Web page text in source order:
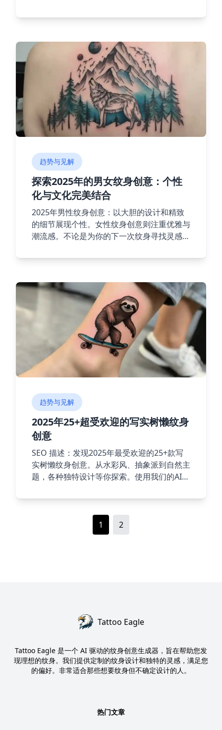
趋势与见解
探索2025年的男女纹身创意：个性
化与文化完美结合
2025年男性纹身创意：以大胆的设计和精致
的细节展现个性。女性纹身创意则注重优雅与
潮流感。不论是为你的下一次纹身寻找灵感，
你启发。
趋势与见解
2025年25+超受欢迎的写实树懒纹身
创意
SEO 描述：发现2025年最受欢迎的25+款写
实树懒纹身创意。从水彩风、抽象派到自然主
题，各种独特设计等你探索。使用我们的AI纹
1 2
Tattoo Eagle
Tattoo Eagle 是一个 AI 驱动的纹身创意生成器，旨在帮助您发
现理想的纹身。我们提供定制的纹身设计和独特的灵感，满足您
的偏好。非常适合那些想要纹身但不确定设计的人。
热门文章